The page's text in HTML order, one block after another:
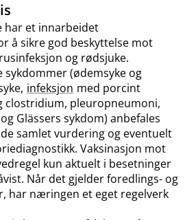
har et innarbeidet
å sikre god beskyttelse mot
og rødsjuke.
(ødemsyke og
infeksjon med porcint
clostridium, pleuropneumoni,
Glässers sykdom) anbefales
samlet vurdering og eventuelt
Vaksinasjon mot
kun aktuelt i besetninger
Når det gjelder foredlings- og
har næringen et eget regelverk